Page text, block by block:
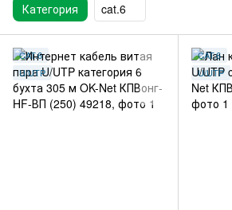
Категория cat.6
CAT.6
U/UTP
CAT.6
U/UTP